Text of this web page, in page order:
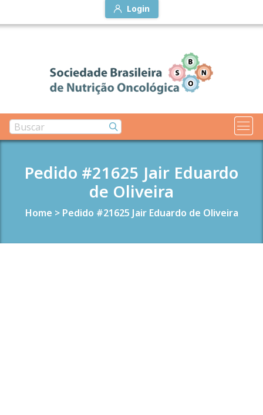
Login
Pedido #21625 Jair Eduardo
de Oliveira
Home > Pedido #21625 Jair Eduardo de Oliveira